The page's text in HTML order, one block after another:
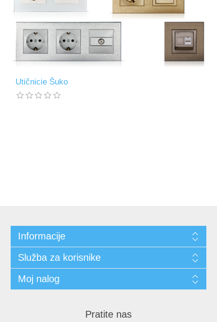
Utičnicie Šuko
Informacije
Služba za korisnike
Moj nalog
Pratite nas